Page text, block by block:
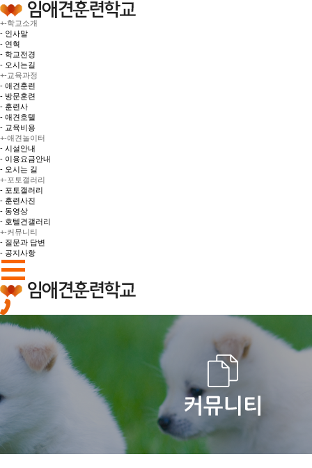
+-학교소개
- 인사말
- 연혁
- 학교전경
- 오시는길
+- 교육과정
- 애견훈련
- 방문훈련
- 훈련사
- 애견호텔
- 교육비용
+-애견놀이터
- 시설안내
- 이용요금안내
- 오시는 길
+-포토갤러리
- 포토갤러리
- 훈련사진
- 동영상
- 호텔견갤러리
+-커뮤니티
- 질문과 답변
- 공지사항